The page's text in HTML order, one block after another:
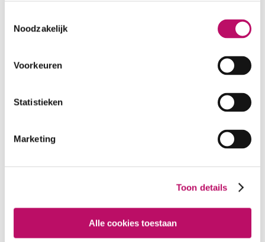
Noodzakelijk
Voorkeuren
Statistieken
Marketing
Toon details
Alle cookies toestaan
De verkoop is gestart